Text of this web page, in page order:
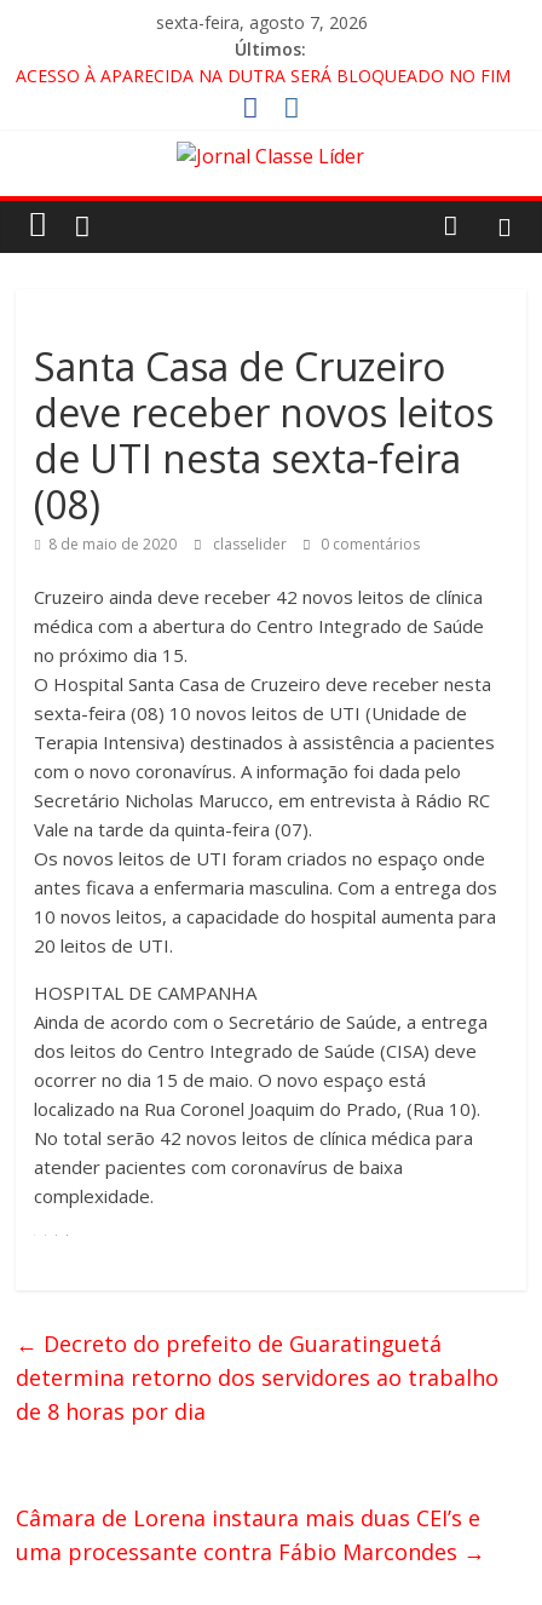
sexta-feira, agosto 7, 2026
Últimos:
ACESSO À APARECIDA NA DUTRA SERÁ BLOQUEADO NO FIM
DE SEMANA; MOTORISTAS DEVEM USAR ROTAS
🚨 LORENA, PINDAMONHANGABA E QUELUZ NA RETA FINAL
CRUZEIRO VIRA CENÁRIO DE FILME NACIONAL COM ESTREIA
PREVISTA PARA 2027!
Santa Casa de Cruzeiro
deve receber novos leitos
de UTI nesta sexta-feira
(08)
8 de maio de 2020 classelider 0 comentários
Cruzeiro ainda deve receber 42 novos leitos de clínica
médica com a abertura do Centro Integrado de Saúde
no próximo dia 15.
O Hospital Santa Casa de Cruzeiro deve receber nesta
sexta-feira (08) 10 novos leitos de UTI (Unidade de
Terapia Intensiva) destinados à assistência a pacientes
com o novo coronavírus. A informação foi dada pelo
Secretário Nicholas Marucco, em entrevista à Rádio RC
Vale na tarde da quinta-feira (07).
Os novos leitos de UTI foram criados no espaço onde
antes ficava a enfermaria masculina. Com a entrega dos
10 novos leitos, a capacidade do hospital aumenta para
20 leitos de UTI.
HOSPITAL DE CAMPANHA
Ainda de acordo com o Secretário de Saúde, a entrega
dos leitos do Centro Integrado de Saúde (CISA) deve
ocorrer no dia 15 de maio. O novo espaço está
localizado na Rua Coronel Joaquim do Prado, (Rua 10).
No total serão 42 novos leitos de clínica médica para
atender pacientes com coronavírus de baixa
complexidade.
← Decreto do prefeito de Guaratinguetá
determina retorno dos servidores ao trabalho
de 8 horas por dia
Câmara de Lorena instaura mais duas CEI’s e
uma processante contra Fábio Marcondes →